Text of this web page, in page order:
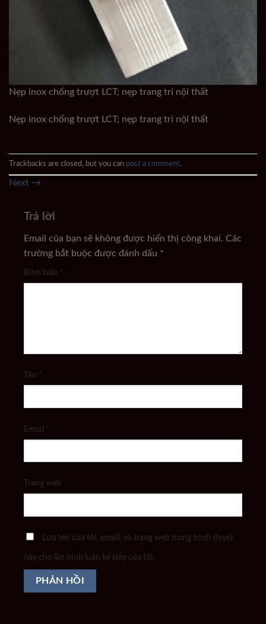
Nẹp inox chống trượt LCT; nẹp trang trí nội thất
Nẹp inox chống trượt LCT; nẹp trang trí nội thất
Trackbacks are closed, but you can post a comment.
Next →
Trả lời
Email của bạn sẽ không được hiển thị công khai. Các
trường bắt buộc được đánh dấu *
Bình luận *
Tên *
Email *
Trang web
Lưu tên của tôi, email, và trang web trong trình duyệt
này cho lần bình luận kế tiếp của tôi.